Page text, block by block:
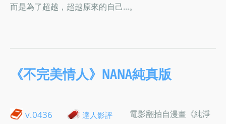
而是為了超越，超越原來的自己...。
《不完美情人》NANA純真版
v.0436 達人影評
電影翻拍自漫畫《純淨